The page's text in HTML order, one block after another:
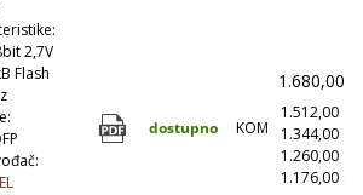
2,7V
Flash
dostupno KOM
1.680,00
1.512,00
1.344,00
1.260,00
1.176,00